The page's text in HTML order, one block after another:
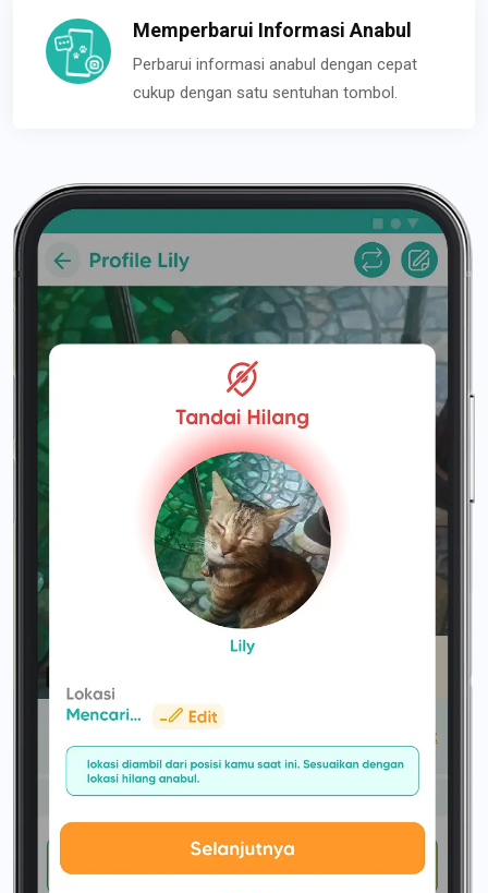
Memperbarui Informasi Anabul
Perbarui informasi anabul dengan cepat
cukup dengan satu sentuhan tombol.